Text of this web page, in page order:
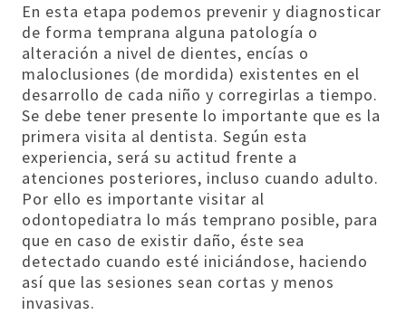
En esta etapa podemos prevenir y diagnosticar
de forma temprana alguna patología o
alteración a nivel de dientes, encías o
maloclusiones (de mordida) existentes en el
desarrollo de cada niño y corregirlas a tiempo.
Se debe tener presente lo importante que es la
primera visita al dentista. Según esta
experiencia, será su actitud frente a
atenciones posteriores, incluso cuando adulto.
Por ello es importante visitar al
odontopediatra lo más temprano posible, para
que en caso de existir daño, éste sea
detectado cuando esté iniciándose, haciendo
así que las sesiones sean cortas y menos
invasivas.